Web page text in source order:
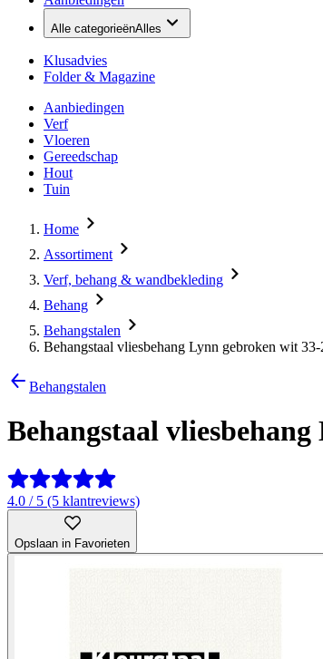
Alle categorieënAlles
Klusadvies
Folder & Magazine
Aanbiedingen
Verf
Vloeren
Gereedschap
Hout
Tuin
Home
Assortiment
Verf, behang & wandbekleding
Behang
Behangstalen
Behangstaal vliesbehang Lynn gebroken wit
Behangstalen
Behangstaal
4.0 / 5 (5 klantreviews)
Opslaan in Favorieten